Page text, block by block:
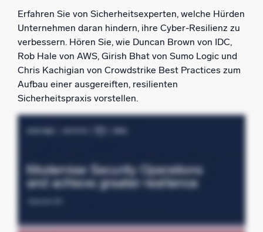
Erfahren Sie von Sicherheitsexperten, welche Hürden
Unternehmen daran hindern, ihre Cyber-Resilienz zu
verbessern. Hören Sie, wie Duncan Brown von IDC,
Rob Hale von AWS, Girish Bhat von Sumo Logic und
Chris Kachigian von Crowdstrike Best Practices zum
Aufbau einer ausgereiften, resilienten
Sicherheitspraxis vorstellen.